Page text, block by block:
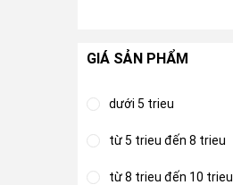
GIÁ SẢN PHẨM
dưới 5 trieu
từ 5 trieu đến 8 trieu
từ 8 trieu đến 10 trieu